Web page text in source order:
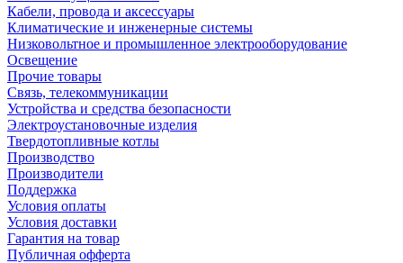
Кабели, провода и аксессуары
Климатические и инженерные системы
Низковольтное и промышленное электрооборудование
Освещение
Прочие товары
Связь, телекоммуникации
Устройства и средства безопасности
Электроустановочные изделия
Твердотопливные котлы
Производство
Производители
Поддержка
Условия оплаты
Условия доставки
Гарантия на товар
Публичная офферта